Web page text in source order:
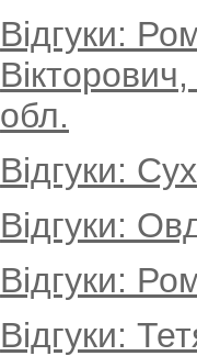
Відгуки:
обл.
Відгуки:
Відгуки:
Відгуки:
Відгуки: